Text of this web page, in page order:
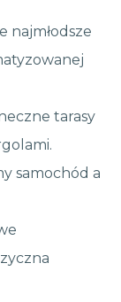
najmłodsze
tarasy
samochód a